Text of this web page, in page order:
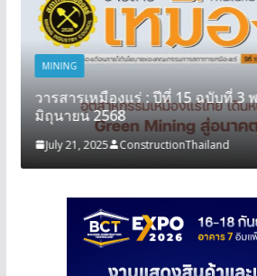
MINING
วารสารเหมืองแร่ : ปีที่ 15 ฉบับที่ 3
มิถุนายน 2568
July 21, 2025 ConstructionThailand